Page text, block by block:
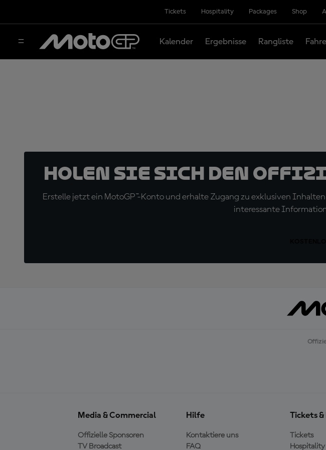
Tickets Hospitality Packages Shop
Kalender Ergebnisse Rangliste
Holen Sie sich den
Erstelle jetzt ein MotoGP™-Konto und erhalte Zugang zu exklusiven
interessante
Media & Commercial
Offizielle Sponsoren
TV Broadcast
Hilfe
Kontaktiere uns
FAQ
Tickets
Tickets
Hospitality